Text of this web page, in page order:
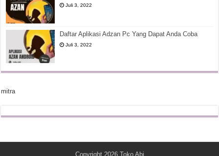
Juli 3, 2022
Daftar Aplikasi Adzan Pc Yang Dapat Anda Coba
Juli 3, 2022
mitra
Copyright 2026 Toko Abi